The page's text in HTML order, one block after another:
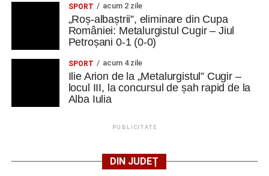
SPORT acum 2 zile
„Roș-albaștrii”, eliminare din Cupa
României: Metalurgistul Cugir – Jiul
Petroșani 0-1 (0-0)
SPORT acum 4 zile
Ilie Arion de la „Metalurgistul” Cugir –
locul III, la concursul de șah rapid de la
Alba Iulia
PUBLICITATE
DIN JUDEȚ